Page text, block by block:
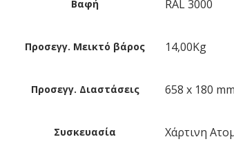
Βαφή RAL 3000
Προσεγγ. Μεικτό βάρος 14,00Kg
Προσεγγ. Διαστάσεις 658 x 180 mm
Συσκευασία Χάρτινη